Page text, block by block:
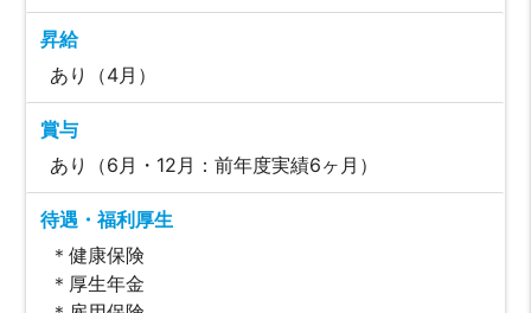
昇給
あり（4月）
賞与
あり（6月・12月：前年度実績6ヶ月）
待遇・福利厚生
＊健康保険
＊厚生年金